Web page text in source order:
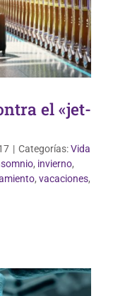
el «jet-
| Categorías:Vida
, invierno,
, vacaciones,